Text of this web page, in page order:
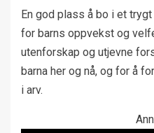
En god plass å bo i et
for barns oppvekst og
utenforskap og utjevne
barna her og nå, og for å
i arv.